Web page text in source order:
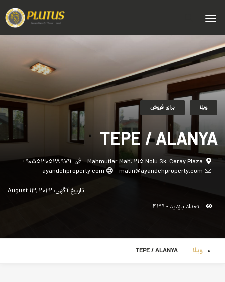
برای فروش ویلا
TEPE / ALANYA
+۹۰۵۵۳۰۵۲۸۹۷۹
matin@ayandehproperty.com
ayandehproperty.com
تاریخ آگهی: August ۱۳, ۲۰۲۲
تعداد بازدید - ۴۳۹
ویلا TEPE / ALANYA